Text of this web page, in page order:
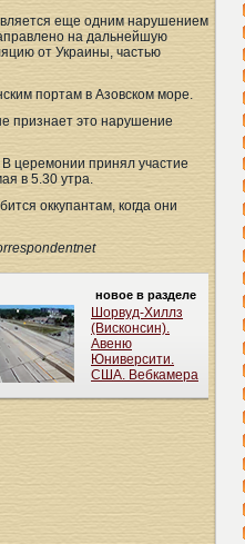
еще одним нарушением
на дальнейшую
от Украины, частью
портам в Азовском море.
признает это нарушение
церемонии принял участие
в 5.30 утра.
оккупантам, когда они